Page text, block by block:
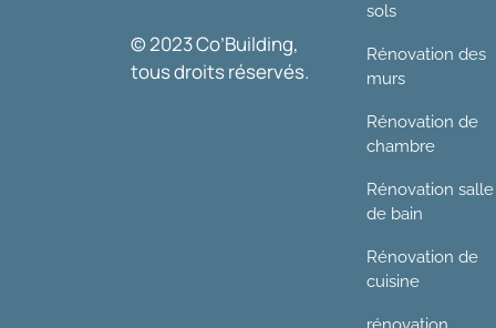
© 2023 Co’Building,
tous droits réservés.
sols
Rénovation des
murs
Rénovation de
chambre
Rénovation salle
de bain
Rénovation de
cuisine